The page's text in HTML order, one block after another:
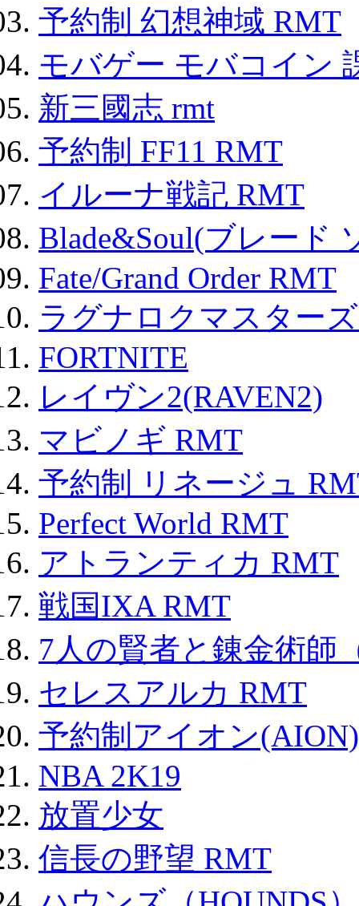
予約制 幻想神域 RMT
モバゲー モバコイン
新三國志 rmt
予約制 FF11 RMT
イルーナ戦記 RMT
Blade&Soul(ブレード
Fate/Grand Order RMT
ラグナロクマスター
FORTNITE
レイヴン2(RAVEN2)
マビノギ RMT
予約制 リネージュ
Perfect World RMT
アトランティカ RMT
戦国IXA RMT
7人の賢者と錬金術師
セレスアルカ RMT
予約制アイオン
NBA 2K19
放置少女
信長の野望 RMT